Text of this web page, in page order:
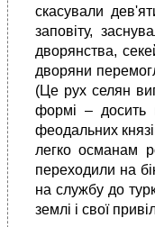
скасували
заповіту,
дворянства,
дворяни
(Це рух селян
формі – досить
феодальних
легко османам
переходили на
на службу до
землі і свої